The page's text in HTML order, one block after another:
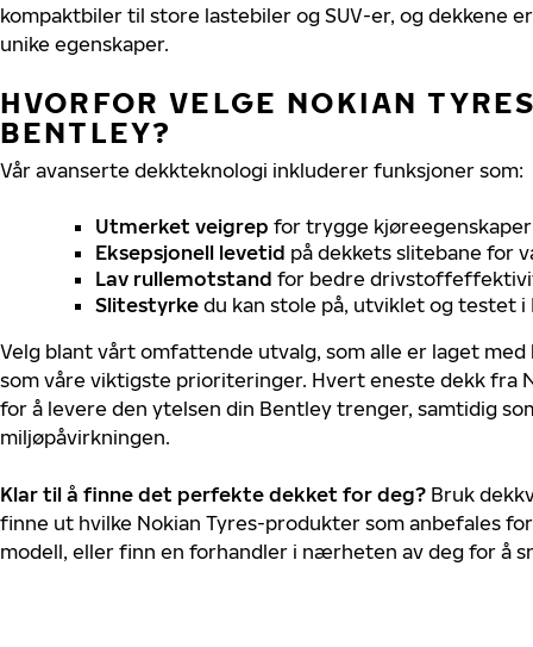
kompaktbiler til store lastebiler og SUV-er, og dekkene
unike egenskaper.
HVORFOR VELGE NOKIAN
BENTLEY?
Vår avanserte dekkteknologi inkluderer funksjoner som:
Utmerket veigrep for trygge
Eksepsjonell levetid på dekkets slitebane for
Lav rullemotstand for bedre
Slitestyrke du kan stole på, utviklet og testet i
Velg blant vårt omfattende utvalg, som alle er laget
som våre viktigste prioriteringer. Hvert eneste dekk fra
for å levere den ytelsen din Bentley trenger, samtidig
miljøpåvirkningen.
Klar til å finne det perfekte dekket for deg? Bruk
finne ut hvilke Nokian Tyres-produkter som anbefales
modell, eller finn en forhandler i nærheten av deg for å